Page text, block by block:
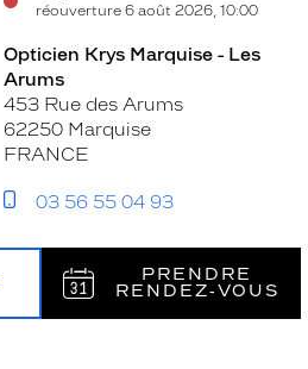
réouverture 6 août 2026, 10:00
Opticien Krys Marquise - Les
Arums
453 Rue des Arums
62250 Marquise
FRANCE
03 56 55 04 93
PRENDRE
RENDEZ‑VOUS